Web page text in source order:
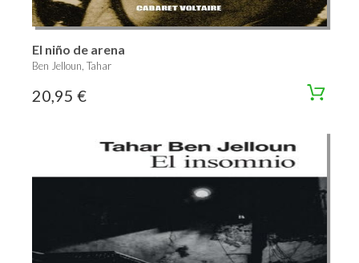
El niño de arena
Ben Jelloun, Tahar
20,95 €